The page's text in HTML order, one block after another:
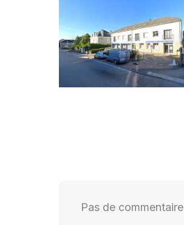
Pas de commentaire